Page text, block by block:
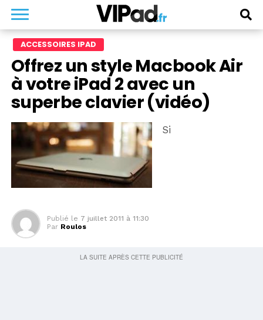
ACCESSOIRES IPAD
Offrez un style Macbook Air
à votre iPad 2 avec un
superbe clavier (vidéo)
Si
Publié le 7 juillet 2011 à 11:30
Par Roulos